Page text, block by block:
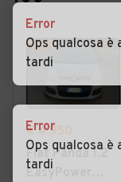
€ 4.950
Fiat Panda 1.2
EasyPower
Error
Ops qualcosa è
tardi
Error
Ops qualcosa è
tardi